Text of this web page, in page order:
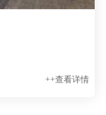
++查看详情